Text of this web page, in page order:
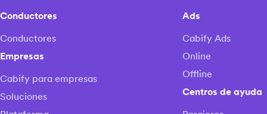
Conductores
Conductores
Empresas
Cabify para empresas
Soluciones
Ads
Cabify Ads
Online
Offline
Centros de ayuda